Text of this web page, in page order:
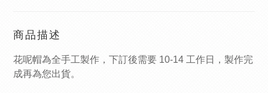
商品描述
花呢帽為全手工製作，下訂後需要 10-14 工作日，製作完
成再為您出貨。